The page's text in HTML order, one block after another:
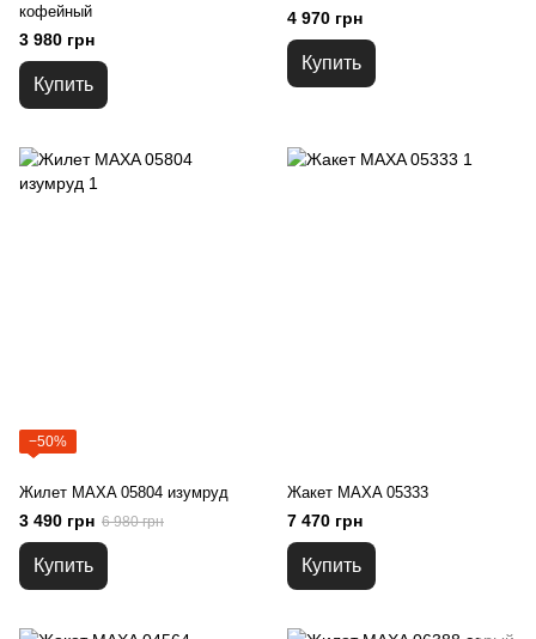
кофейный
3 980 грн
Купить
4 970 грн
Купить
−50%
Жилет MAXA 05804 изумруд
3 490 грн 6 980 грн
Купить
Жакет MAXA 05333
7 470 грн
Купить